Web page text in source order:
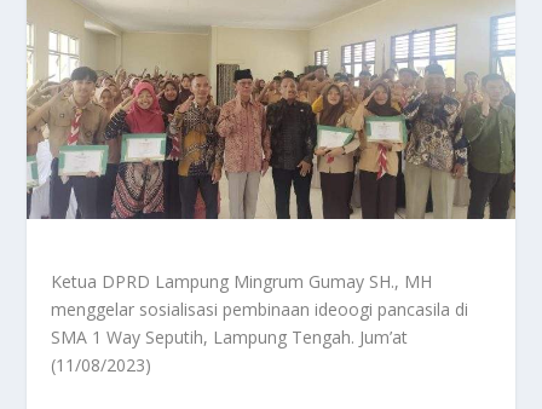
Ketua DPRD Lampung Mingrum Gumay SH., MH
menggelar sosialisasi pembinaan ideoogi pancasila di
SMA 1 Way Seputih, Lampung Tengah. Jum’at
(11/08/2023)